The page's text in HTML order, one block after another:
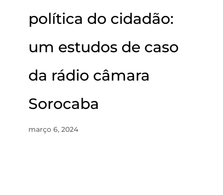
política do cidadão:
um estudos de caso
da rádio câmara
Sorocaba
março 6, 2024